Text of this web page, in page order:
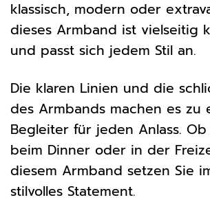
klassisch, modern oder
dieses Armband ist vielseitig
und passt sich jedem Stil an.
Die klaren Linien und die
des Armbands machen es zu
Begleiter für jeden Anlass.
beim Dinner oder in der
diesem Armband setzen Sie
stilvolles Statement.